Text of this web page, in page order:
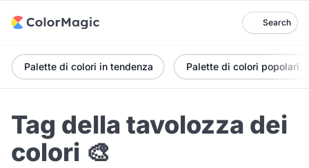
Search
Palette di colori in tendenza Palette di colori popolari
Tag della tavolozza dei
colori 🎨